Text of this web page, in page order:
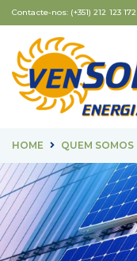
Contacte-nos: (+351) 212 123 172
HOME QUEM SOMOS